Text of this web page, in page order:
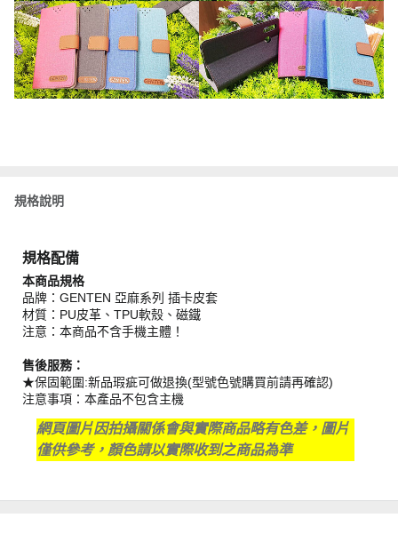
規格說明
規格配備
本商品規格
品牌：GENTEN 亞麻系列 插卡皮套
材質：PU皮革、TPU軟殼、磁鐵
注意：本商品不含手機主體！
售後服務：
★保固範圍:新品瑕疵可做退換(型號色號購買前請再確認)
注意事項：本產品不包含主機
網頁圖片因拍攝關係會與實際商品略有色差，圖片
僅供參考，顏色請以實際收到之商品為準